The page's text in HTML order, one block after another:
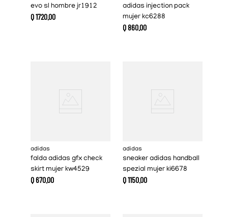
evo sl hombre jr1912
Q1720.00
adidas injection pack
mujer kc6288
Q860.00
adidas
falda adidas gfx check
skirt mujer kw4529
Q670.00
adidas
sneaker adidas handball
spezial mujer ki6678
Q1150.00